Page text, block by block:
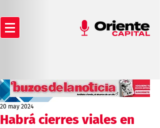
Habrá cierres viales en
20 may 2024